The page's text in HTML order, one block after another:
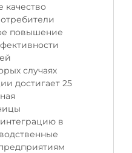
качество
повышение
случаях
достигает 25
в